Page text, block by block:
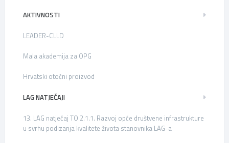
AKTIVNOSTI
LEADER-CLLD
Mala akademija za OPG
Hrvatski otočni proizvod
LAG NATJEČAJI
13. LAG natječaj TO 2.1.1. Razvoj opće društvene infrastrukture
u svrhu podizanja kvalitete života stanovnika LAG-a